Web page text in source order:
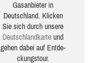
Gasanbieter in
Deutschland. Klicken
Sie sich durch unsere
Deutsch­land­karte und
gehen dabei auf Ent­de­
ckungs­tour.